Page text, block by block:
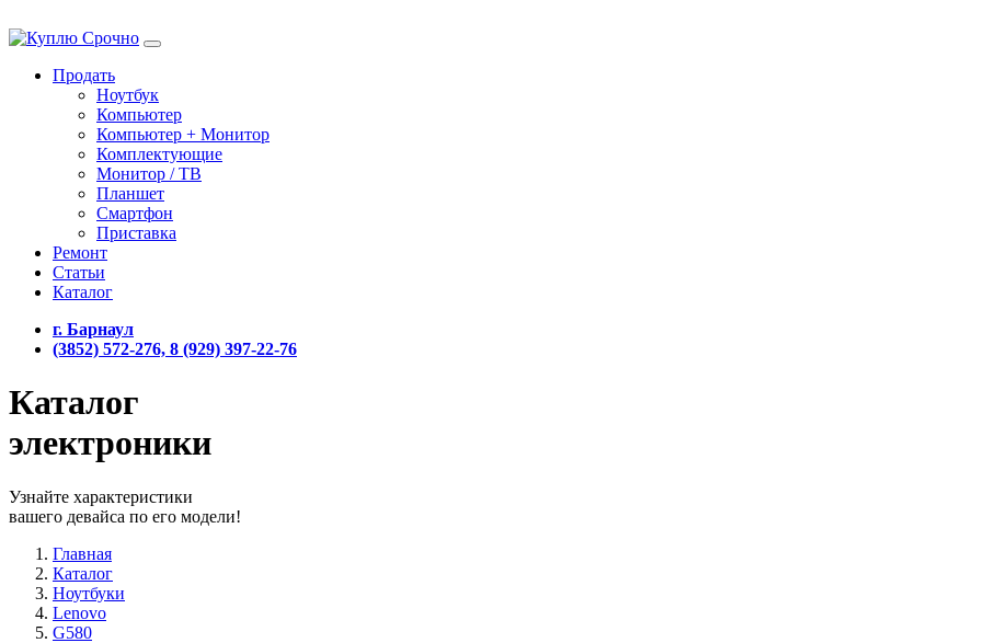
Продать
Ноутбук
Компьютер
Компьютер + Монитор
Комплектующие
Монитор / ТВ
Планшет
Смартфон
Приставка
Ремонт
Статьи
Каталог
г. Барнаул
(3852) 572-276, 8 (929) 397-22-76
Каталог
электроники
Узнайте характеристики
вашего девайса по его модели!
Главная
Каталог
Ноутбуки
Lenovo
G580